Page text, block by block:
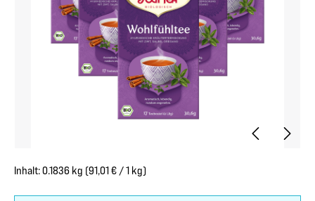
Inhalt:0.1836 kg (91,01 € / 1 kg)